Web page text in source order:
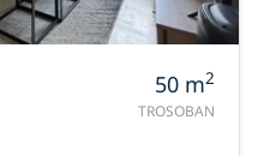
50 m2
TROSOBAN